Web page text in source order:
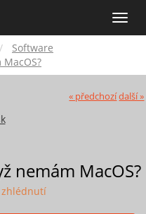
Toggle
Software
« předchozídalší »
nemám MacOS?
zhlédnutí